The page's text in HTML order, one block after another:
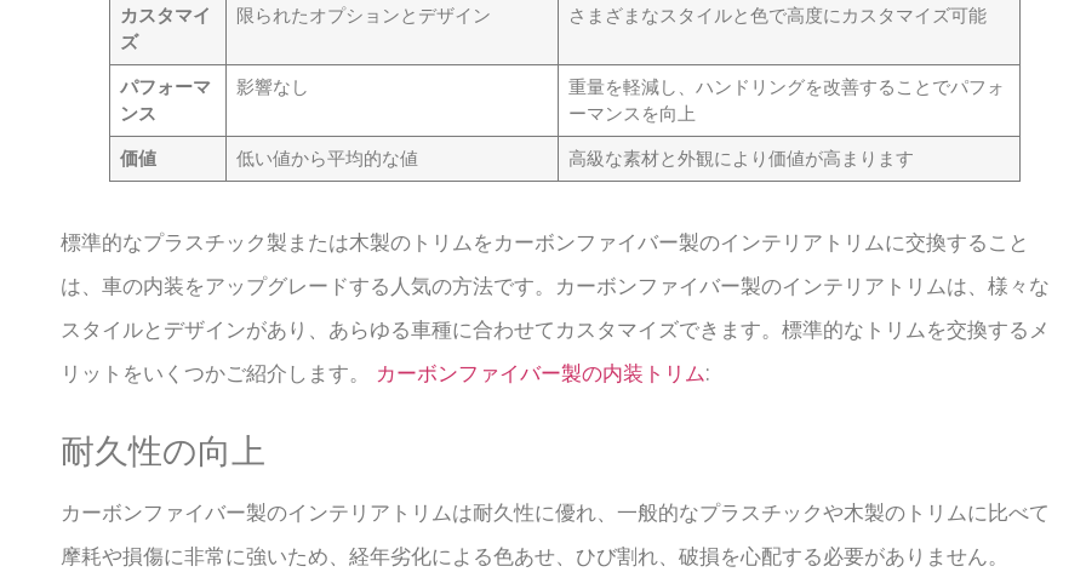
カスタマイ
ズ
限られたオプションとデザイン さまざまなスタイルと色で高度にカスタマイズ可能
パフォーマ
ンス
影響なし
重量を軽減し、ハンドリングを改善することでパフォ
ーマンスを向上
価値
低い値から平均的な値 高級な素材と外観により価値が高まります
標準的なプラスチック製または木製のトリムをカーボンファイバー製のインテリアトリムに交換すること
は、車の内装をアップグレードする人気の方法です。カーボンファイバー製のインテリアトリムは、様々な
スタイルとデザインがあり、あらゆる車種に合わせてカスタマイズできます。標準的なトリムを交換するメ
リットをいくつかご紹介します。 カーボンファイバー製の内装トリム:
耐久性の向上
カーボンファイバー製のインテリアトリムは耐久性に優れ、一般的なプラスチックや木製のトリムに比べて
摩耗や損傷に非常に強いため、経年劣化による色あせ、ひび割れ、破損を心配する必要がありません。